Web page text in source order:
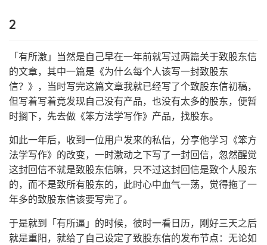
2
「有所激」当然是自己早在一年前就写过两篇关于致股东信
的文章，其中一篇是《为什么每个人该写一封致股东
信？》，当时写完这篇文章我就已经写了个致股东信初稿，
但写着写着竟发现自己没有产品，也没有太多的股东，便暂
时搁下，先去做《笨方法学写作》产品，找股东。
如此一年后，收到一位用户发来的私信，分享他学习《笨方
法学写作》的改变，一时激动之下写了一封回信，忽然醒觉
这封回信不就是致股东信嘛，只不过这封回信是致个人股东
的，而不是致所有股东的，此时心中血气一荡，觉得拖了一
年多的致股东信该要写完了。
于是就到「有所逼」的时候，彼时一看日历，刚好三天之后
就是重阳，就给了自己设定了致股东信的发布节点：无论如